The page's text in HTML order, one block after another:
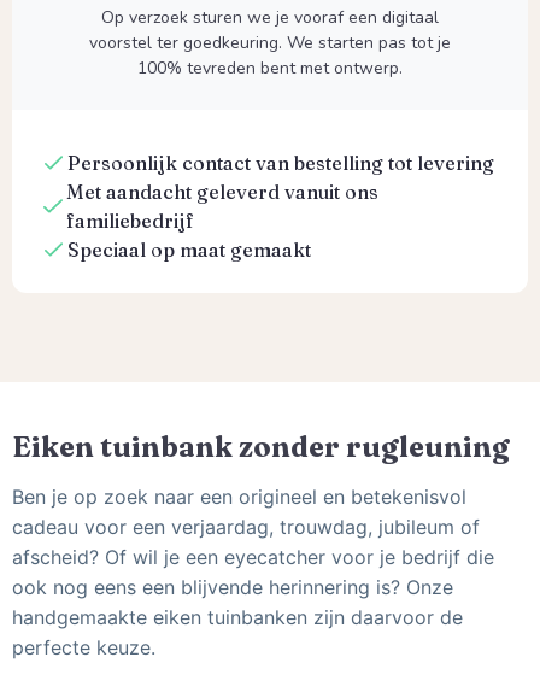
Op verzoek sturen we je vooraf een digitaal
voorstel ter goedkeuring. We starten pas tot je
100% tevreden bent met ontwerp.
Persoonlijk contact van bestelling tot levering
Met aandacht geleverd vanuit ons
familiebedrijf
Speciaal op maat gemaakt
Eiken tuinbank zonder rugleuning
Ben je op zoek naar een origineel en betekenisvol
cadeau voor een verjaardag, trouwdag, jubileum of
afscheid? Of wil je een eyecatcher voor je bedrijf die
ook nog eens een blijvende herinnering is? Onze
handgemaakte eiken tuinbanken zijn daarvoor de
perfecte keuze.